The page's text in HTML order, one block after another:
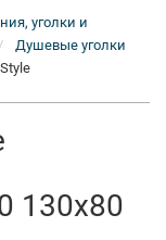
уголки и
Душевые уголки
130x80